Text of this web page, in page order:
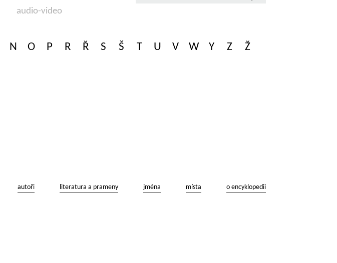
audio-video
N O P R Ř S Š T U V W Y Z Ž
autoři literatura a prameny jména místa o encyklopedii